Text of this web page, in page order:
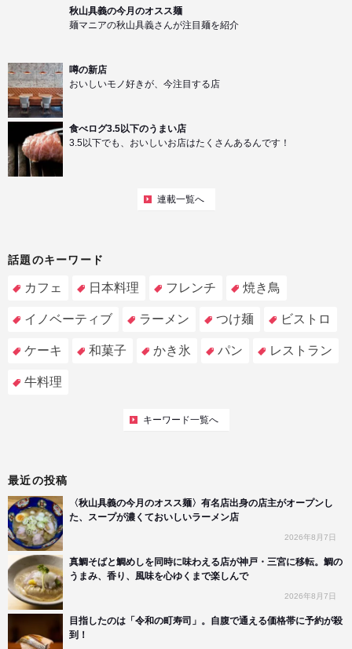
秋山具義の今月のオスス麺
麺マニアの秋山具義さんが注目麺を紹介
噂の新店
おいしいモノ好きが、今注目する店
食べログ3.5以下のうまい店
3.5以下でも、おいしいお店はたくさんあるんです！
連載一覧へ
話題のキーワード
カフェ 日本料理 フレンチ 焼き鳥
イノベーティブ ラーメン つけ麺 ビストロ
ケーキ 和菓子 かき氷 パン レストラン
牛料理
キーワード一覧へ
最近の投稿
〈秋山具義の今月のオスス麺〉有名店出身の店主がオープンし
た、スープが濃くておいしいラーメン店
2026年8月7日
真鯛そばと鯛めしを同時に味わえる店が神戸・三宮に移転。鯛の
うまみ、香り、風味を心ゆくまで楽しんで
2026年8月7日
目指したのは「令和の町寿司」。自腹で通える価格帯に予約が殺
到！